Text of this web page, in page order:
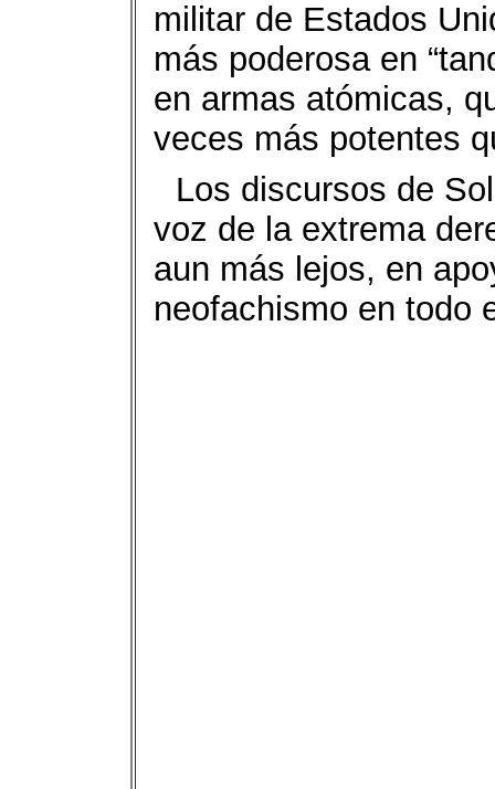
militar de Estados
más poderosa en
en armas atómicas,
veces más potentes
Los discursos de
voz de la extrema
aun más lejos, en
neofachismo en todo